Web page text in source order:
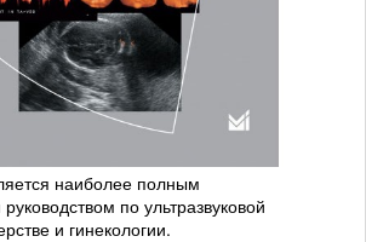
наиболее полным
по ультразвуковой
и гинекологии.